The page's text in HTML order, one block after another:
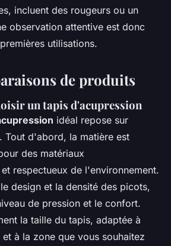
incluent des rougeurs ou un
observation attentive est donc
utilisations.
de produits
un tapis d'acupression
idéal repose sur
Tout d'abord, la matière est
des matériaux
respectueux de l'environnement.
design et la densité des picots,
de pression et le confort.
la taille du tapis, adaptée à
à la zone que vous souhaitez